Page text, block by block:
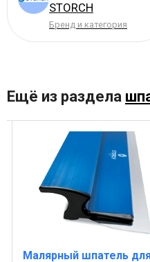
STORCH
Бренд и категория
Ещё из раздела
Малярный шпатель